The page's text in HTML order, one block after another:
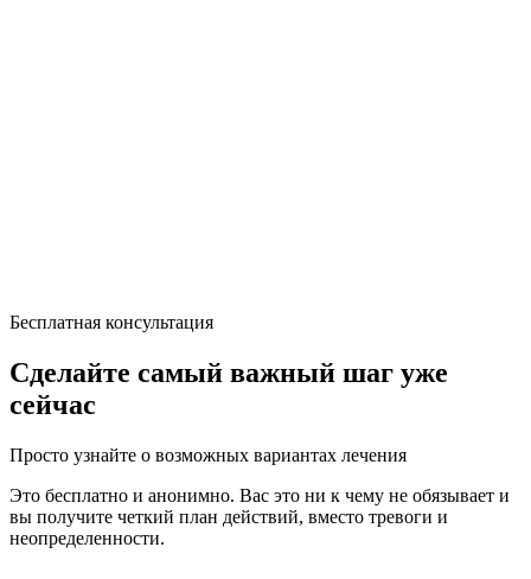
Бесплатная консультация
Сделайте самый важный шаг уже
сейчас
Просто узнайте о возможных вариантах лечения
Это бесплатно и анонимно. Вас это ни к чему не обязывает и
вы получите четкий план действий, вместо тревоги и
неопределенности.